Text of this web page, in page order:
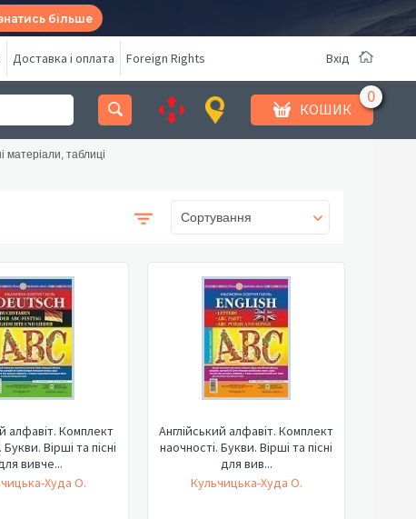
більше
Доставка і оплата Foreign Rights Вхід
КОШИК
матеріали, таблиці
Сортування
алфавіт. Комплект
Вірші та пісні
вивче...
Худа О.
Англійський алфавіт. Комплект
наочності. Букви. Вірші та пісні
для вив...
Кульчицька-Худа О.